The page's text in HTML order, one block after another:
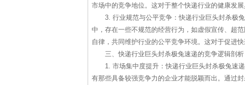
市场中的竞争地位。这对于整个快递行业的健康发展
3. 行业规范与公平竞争：快递行业巨头封杀极
中，存在一些不规范的经营行为，如虚假宣传、超
自律，共同维护行业的公平竞争环境。这对于促进
三、快递行业巨头封杀极兔速递的竞争逻辑剖析
1. 市场集中度提升：快递行业巨头封杀极兔速
有那些具备较强竞争力的企业才能脱颖而出。通过